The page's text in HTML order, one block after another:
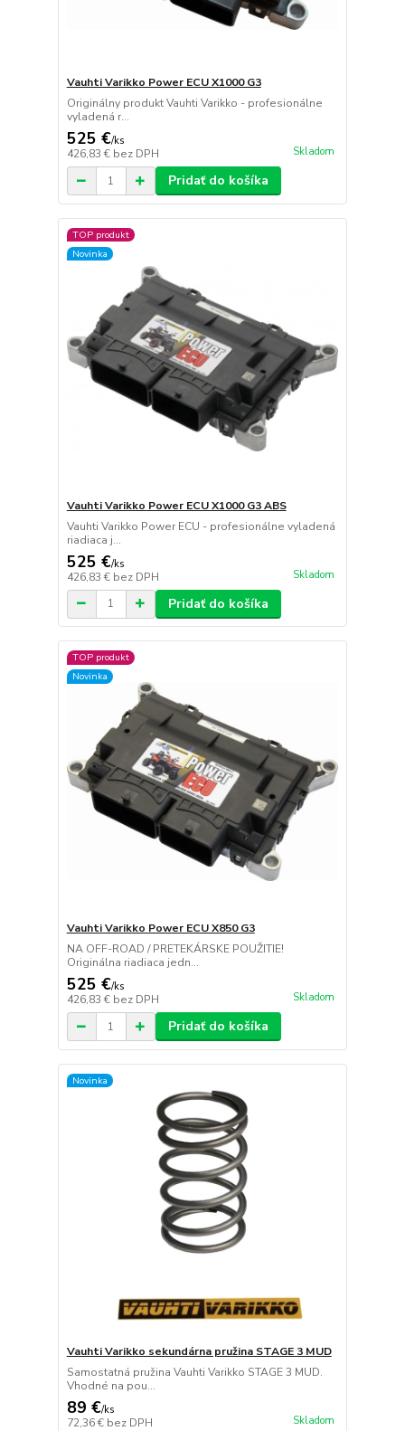
Vauhti Varikko Power ECU X1000 G3
Originálny produkt Vauhti Varikko - profesionálne
vyladená r...
525 €/ks
426,83 € bez DPH Skladom
Pridať do košíka
TOP produkt
Novinka
Vauhti Varikko Power ECU X1000 G3 ABS
Vauhti Varikko Power ECU - profesionálne vyladená
riadiaca j...
525 €/ks
426,83 € bez DPH Skladom
Pridať do košíka
TOP produkt
Novinka
Vauhti Varikko Power ECU X850 G3
NA OFF-ROAD / PRETEKÁRSKE POUŽITIE!
Originálna riadiaca jedn...
525 €/ks
426,83 € bez DPH Skladom
Pridať do košíka
Novinka
Vauhti Varikko sekundárna pružina STAGE 3 MUD
Samostatná pružina Vauhti Varikko STAGE 3 MUD.
Vhodné na pou...
89 €/ks
72,36 € bez DPH Skladom